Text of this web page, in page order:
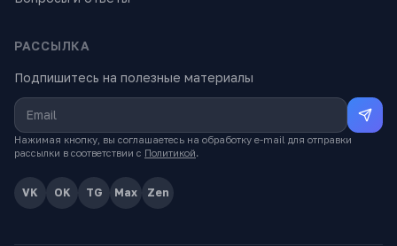
РАССЫЛКА
Подпишитесь на полезные материалы
Нажимая кнопку, вы соглашаетесь на обработку e-mail для отправки
рассылки в соответствии с Политикой.
VK OK TG Max Zen